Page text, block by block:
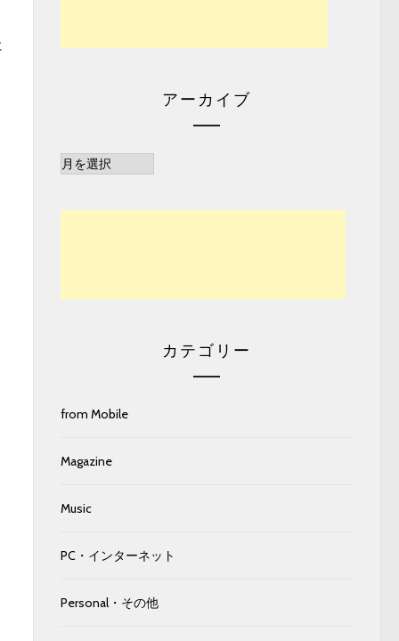
アーカイブ
ア
カテゴリー
from Mobile
Magazine
Music
PC・インターネット
Personal・その他